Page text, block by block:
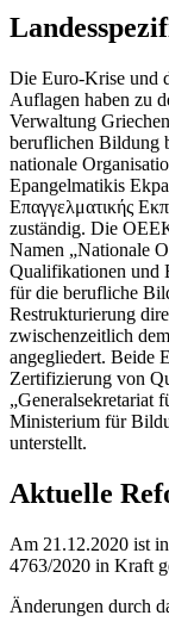
Die Euro-Krise und
Auflagen haben zu
Verwaltung
beruflichen Bildung
nationale
Epangelmatikis
Επαγγελματικής
zuständig. Die
Namen „Nationale
Qualifikationen und
für die berufliche
Restrukturierung
zwischenzeitlich
angegliedert. Beide
Zertifizierung von
„Generalsekretariat
Ministerium für
unterstellt.
Aktuelle
Am 21.12.2020 ist
4763/2020 in Kraft
Änderungen durch